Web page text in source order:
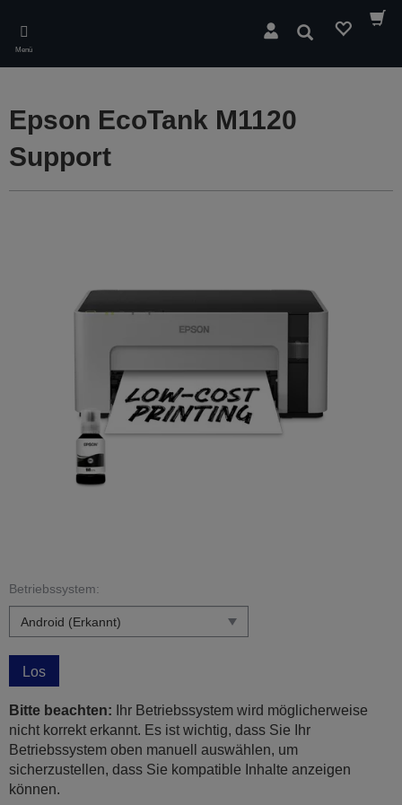
main
content
Menü
Suchen
Epson EcoTank M1120
Support
Betriebssystem:
Los
Bitte beachten: Ihr Betriebssystem wird möglicherweise
nicht korrekt erkannt. Es ist wichtig, dass Sie Ihr
Betriebssystem oben manuell auswählen, um
sicherzustellen, dass Sie kompatible Inhalte anzeigen
können.